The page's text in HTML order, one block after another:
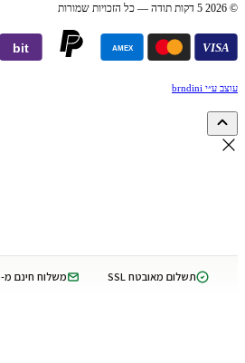
© 2026 5 דקות תודה — כל הזכויות שמורות
VISA
AMEX
bit
עוצב ע״י brndini
תשלום מאובטח SSL משלוח חינם מ-₪299